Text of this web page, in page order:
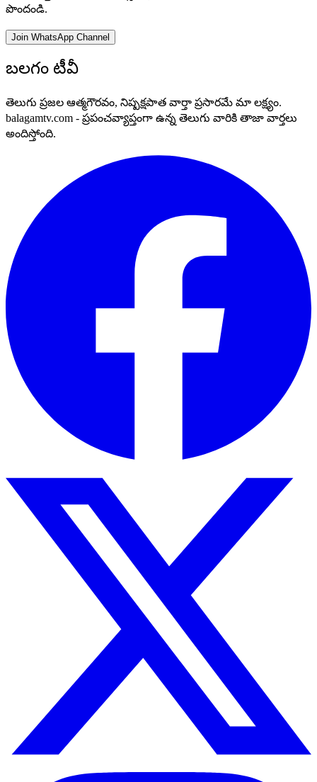
పొందండి.
Join WhatsApp Channel
బలగం టీవీ
తెలుగు ప్రజల ఆత్మగౌరవం, నిష్పక్షపాత వార్తా ప్రసారమే మా లక్ష్యం.
balagamtv.com - ప్రపంచవ్యాప్తంగా ఉన్న తెలుగు వారికి తాజా వార్తలు
అందిస్తోంది.